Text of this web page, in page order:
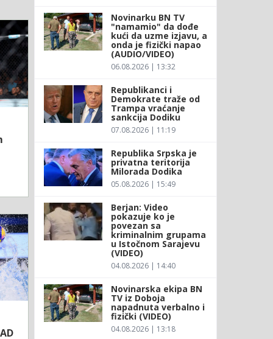
Novinarku BN TV
"namamio" da dođe
kući da uzme izjavu, a
onda je fizički napao
(AUDIO/VIDEO)
06.08.2026 | 13:32
Republikanci i
Demokrate traže od
Trampa vraćanje
sankcija Dodiku
07.08.2026 | 11:19
Republika Srpska je
privatna teritorija
Milorada Dodika
05.08.2026 | 15:49
Berjan: Video
pokazuje ko je
povezan sa
kriminalnim grupama
u Istočnom Sarajevu
(VIDEO)
04.08.2026 | 14:40
Novinarska ekipa BN
TV iz Doboja
napadnuta verbalno i
fizički (VIDEO)
04.08.2026 | 13:18